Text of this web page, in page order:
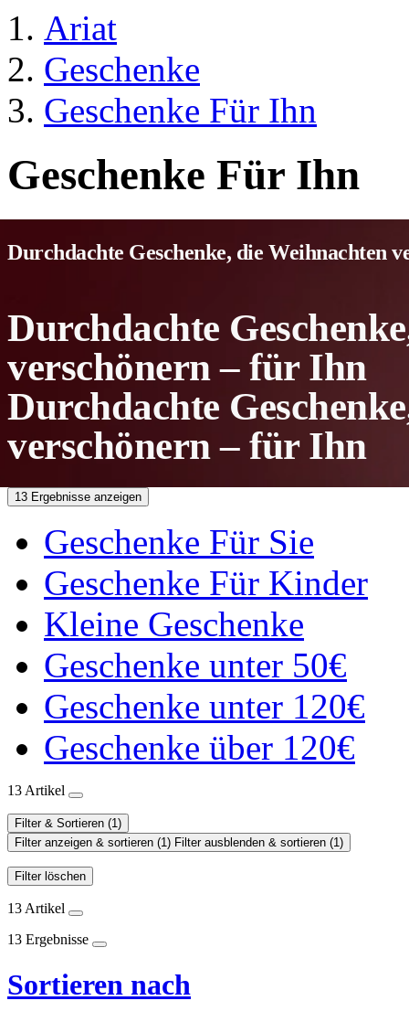
Ariat
Geschenke
Geschenke Für Ihn
Geschenke Für Ihn
Durchdachte Geschenke, die Weihnachten
Durchdachte
verschönern – für Ihn
Durchdachte
verschönern – für Ihn
13 Ergebnisse anzeigen
Geschenke Für Sie
Geschenke Für Kinder
Kleine Geschenke
Geschenke unter 50€
Geschenke unter 120€
Geschenke über 120€
13 Artikel
Filter & Sortieren (1)
Filter anzeigen & sortieren (1) Filter ausblenden & sortieren (1)
Filter löschen
13 Artikel
13 Ergebnisse
Sortieren nach